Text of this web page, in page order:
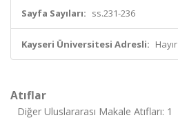
Sayfa Sayıları: ss.231-236
Kayseri Üniversitesi Adresli: Hayır
Atıflar
Diğer Uluslararası Makale Atıfları: 1